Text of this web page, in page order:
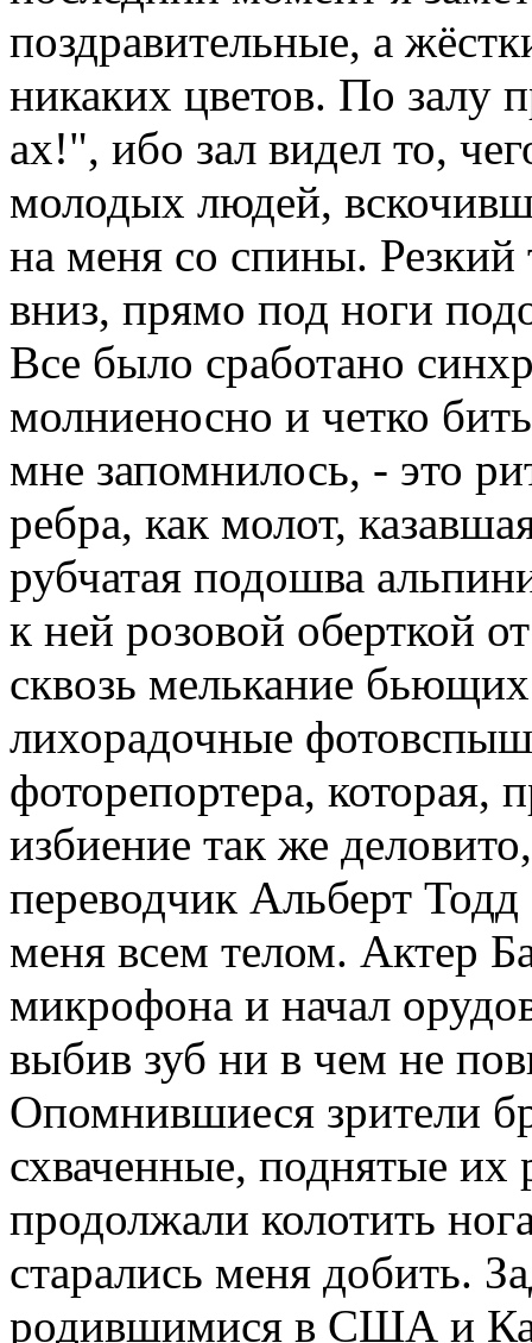
поздравительные, а
никаких цветов. По залу
ax!", ибо зал видел то,
молодых людей,
на меня со спины.
вниз, прямо под ноги
Все было сработано
молниеносно и четко
мне запомнилось, - это
ребра, как молот,
рубчатая подошва
к ней розовой оберткой
сквозь мелькание
лихорадочные
фоторепортера, которая,
избиение так же
переводчик Альберт
меня всем телом. Актер
микрофона и начал
выбив зуб ни в чем не
Опомнившиеся зрители
схваченные, поднятые их
продолжали колотить
старались меня добить.
родившимися в США и